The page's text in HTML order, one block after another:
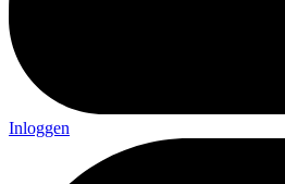
Inloggen